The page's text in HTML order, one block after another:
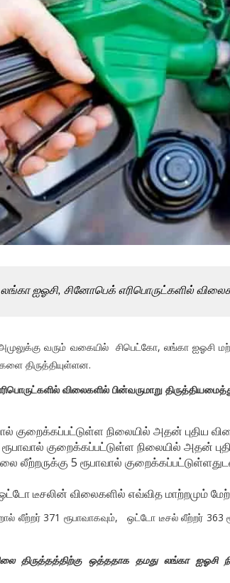
ஐஓசி, சினோபெக் எரிபொருட்களில்
அமுலுக்கு வரும் வகையில் சிபெட்கோ, லங்கா ஐஓசி
திருத்தியுள்ளன.
விலைகளில் பின்வருமாறு
குறைக்கப்பட்டுள்ள நிலையில் அதன் புதிய
குறைக்கப்பட்டுள்ள நிலையில் அதன்
5 ரூபாவால்
டீசலின் விலைகளில் எவ்வித மாற்றமும்
லீற்றர் 371 ரூபாவாகவும், ஒட்டோ டீசல் லீற்றர் 363
திருத்தத்திற்கு ஒத்ததாக தமது லங்கா ஐஓசி